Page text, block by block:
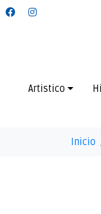
Artistico
Inicio